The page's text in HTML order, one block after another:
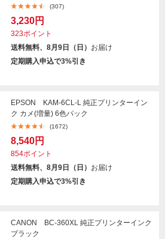
(307)
3,230円
323ポイント
送料無料、8月9日（日） お届け
定期購入申込で3%引き
EPSON KAM-6CL-L 純正プリンターイン
ク カメ(増量) 6色パック
(1672)
8,540円
854ポイント
送料無料、8月9日（日） お届け
定期購入申込で3%引き
CANON BC-360XL 純正プリンターインク
ブラック